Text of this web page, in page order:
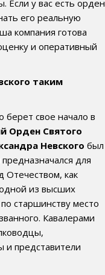
Если у вас есть орден
его реальную
компания готова
и оперативный
таким
берет свое начало в
Орден Святого
Невского был
для
Отечеством, как
из высших
старшинству место
Кавалерами
и представители